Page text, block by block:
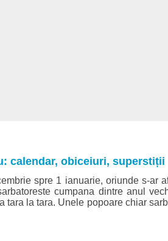
calendar, obiceiuri, superstiții
spre 1 ianuarie, oriunde s-ar
cumpana dintre anul
tara la tara. Unele popoare chiar